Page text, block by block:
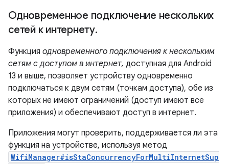
Одновременное подключение нескольких
сетей к интернету.
Функция одновременного подключения к нескольким
сетям с доступом в интернет, доступная для Android
13 и выше, позволяет устройству одновременно
подключаться к двум сетям (точкам доступа), обе из
которых не имеют ограничений (доступ имеют все
приложения) и обеспечивают доступ в интернет.
Приложения могут проверить, поддерживается ли эта
функция на устройстве, используя метод
WifiManager#isStaConcurrencyForMultiInternetSup